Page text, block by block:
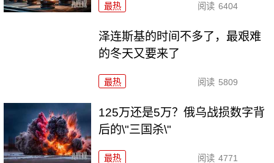
最热 阅读 6404
泽连斯基的时间不多了，最艰难
的冬天又要来了
最热 阅读 5809
125万还是5万？俄乌战损数字背
后的\"三国杀\"
最热 阅读 4771